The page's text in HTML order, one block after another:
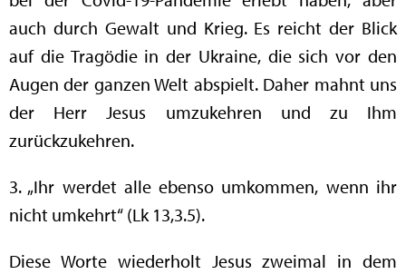
auch durch Gewalt und Krieg. Es reicht der Blick
auf die Tragödie in der Ukraine, die sich vor den
Augen der ganzen Welt abspielt. Daher mahnt uns
der Herr Jesus umzukehren und zu Ihm
zurückzukehren.
3. „Ihr werdet alle ebenso umkommen, wenn ihr
nicht umkehrt“ (Lk 13,3.5).
Diese Worte wiederholt Jesus zweimal in dem